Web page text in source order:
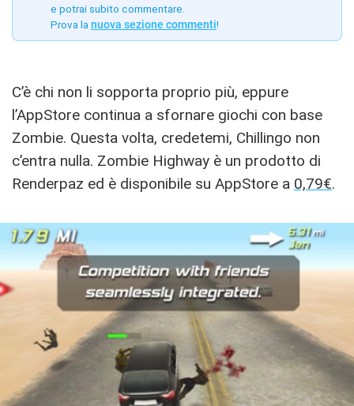
e potrai subito commentare.
Prova la nuova sezione commenti!
C’è chi non li sopporta proprio più, eppure
l’AppStore continua a sfornare giochi con base
Zombie. Questa volta, credetemi, Chillingo non
c’entra nulla. Zombie Highway è un prodotto di
Renderpaz ed è disponibile su AppStore a 0,79€.